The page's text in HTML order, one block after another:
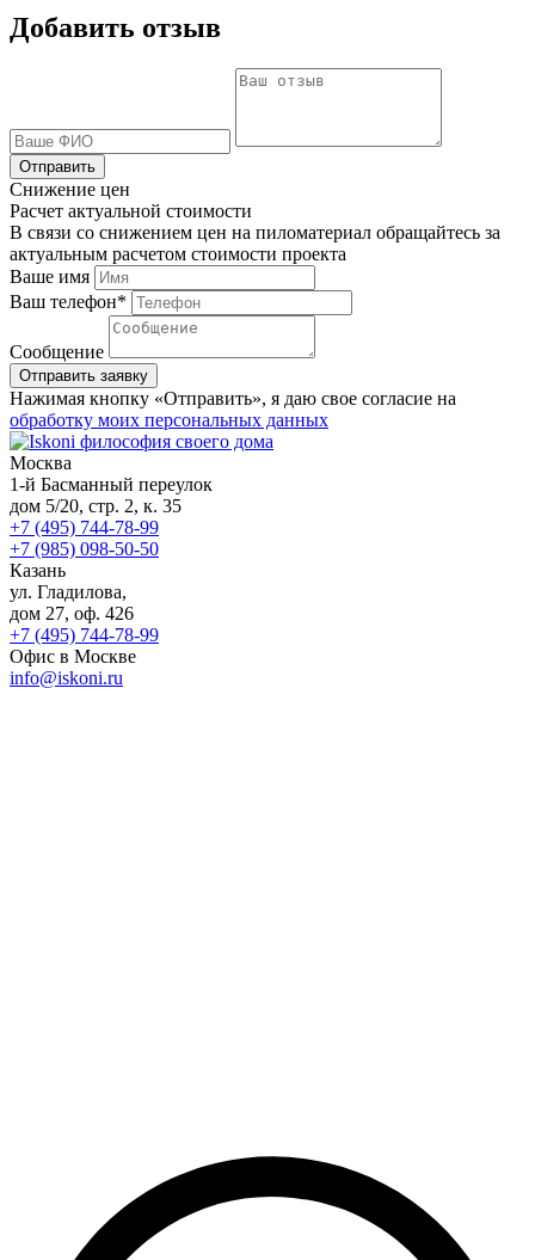
Добавить отзыв
Отправить
Снижение цен
Расчет актуальной стоимости
В связи со снижением цен на пиломатериал обращайтесь за
актуальным расчетом стоимости проекта
Ваше имя
Ваш телефон*
Сообщение
Нажимая кнопку «Отправить», я даю свое согласие на
обработку моих персональных данных
Москва
1-й Басманный переулок
дом 5/20, стр. 2, к. 35
+7 (495) 744-78-99
+7 (985) 098-50-50
Казань
ул. Гладилова,
дом 27, оф. 426
+7 (495) 744-78-99
Офис в Москве
info@iskoni.ru